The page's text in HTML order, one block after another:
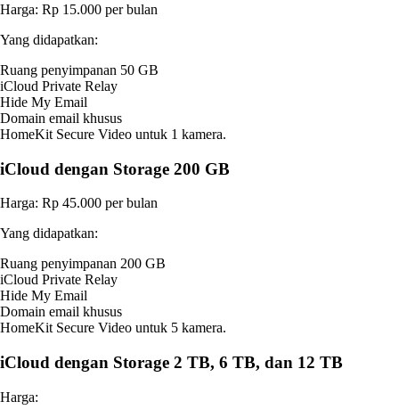
Harga: Rp 15.000 per bulan
Yang didapatkan:
Ruang penyimpanan 50 GB
iCloud Private Relay
Hide My Email
Domain email khusus
HomeKit Secure Video untuk 1 kamera.
iCloud dengan Storage 200 GB
Harga: Rp 45.000 per bulan
Yang didapatkan:
Ruang penyimpanan 200 GB
iCloud Private Relay
Hide My Email
Domain email khusus
HomeKit Secure Video untuk 5 kamera.
iCloud dengan Storage 2 TB, 6 TB, dan 12 TB
Harga: